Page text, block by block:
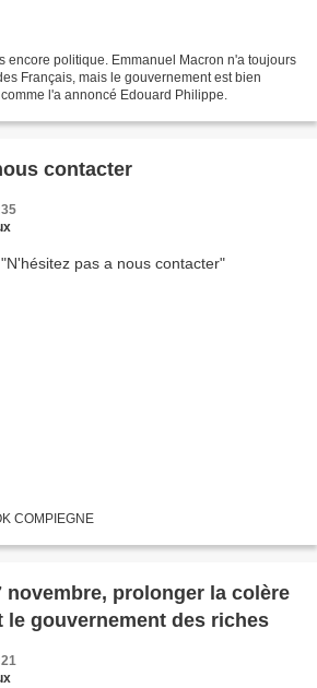
encore politique. Emmanuel Macron n'a toujours
Français, mais le gouvernement est bien
l'a annoncé Edouard Philippe.
contacter
COMPIEGNE
novembre, prolonger la colère
le gouvernement des riches